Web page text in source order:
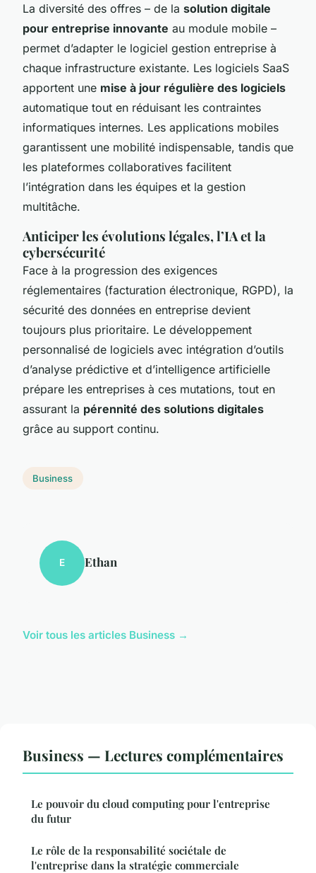
La diversité des offres – de la solution digitale
pour entreprise innovante au module mobile –
permet d’adapter le logiciel gestion entreprise à
chaque infrastructure existante. Les logiciels SaaS
apportent une mise à jour régulière des logiciels
automatique tout en réduisant les contraintes
informatiques internes. Les applications mobiles
garantissent une mobilité indispensable, tandis que
les plateformes collaboratives facilitent
l’intégration dans les équipes et la gestion
multitâche.
Anticiper les évolutions légales, l’IA et la
cybersécurité
Face à la progression des exigences
réglementaires (facturation électronique, RGPD), la
sécurité des données en entreprise devient
toujours plus prioritaire. Le développement
personnalisé de logiciels avec intégration d’outils
d’analyse prédictive et d’intelligence artificielle
prépare les entreprises à ces mutations, tout en
assurant la pérennité des solutions digitales
grâce au support continu.
Business
E Ethan
Voir tous les articles Business →
Business — Lectures complémentaires
Le pouvoir du cloud computing pour l'entreprise
du futur
Le rôle de la responsabilité sociétale de
l'entreprise dans la stratégie commerciale